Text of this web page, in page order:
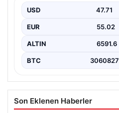
USD 47.71
EUR 55.02
ALTIN 6591.6
BTC 3060827
Son Eklenen Haberler